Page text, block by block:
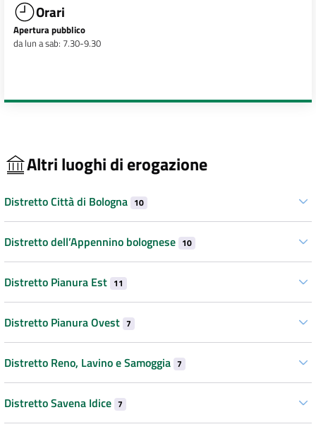
Orari
Apertura pubblico
da lun a sab: 7.30-9.30
Altri luoghi di erogazione
Distretto Città di Bologna 10
Distretto dell’Appennino bolognese 10
Distretto Pianura Est 11
Distretto Pianura Ovest 7
Distretto Reno, Lavino e Samoggia 7
Distretto Savena Idice 7